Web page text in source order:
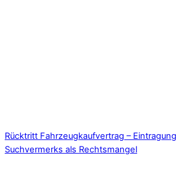
Rücktritt Fahrzeugkaufvertrag –
Suchvermerks als Rechtsmangel